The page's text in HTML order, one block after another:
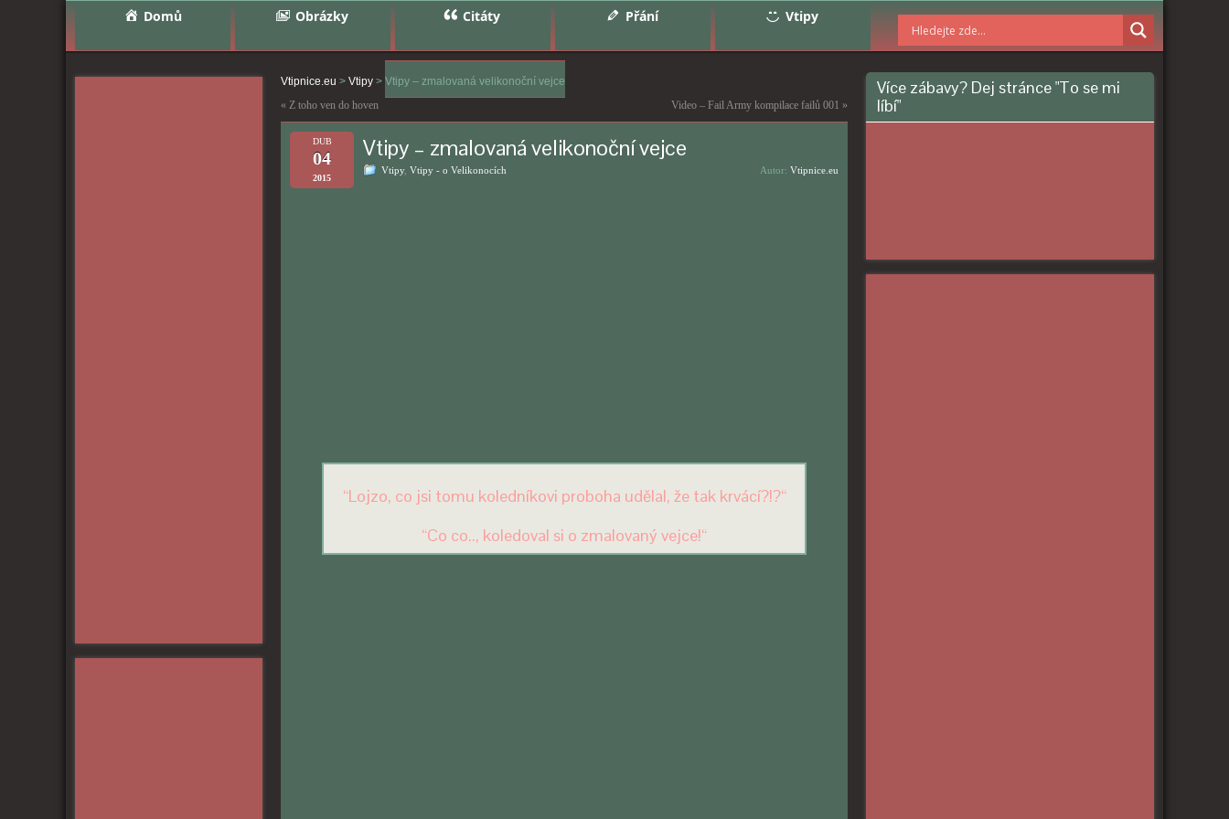
Domů Obrázky Citáty Přání Vtipy
Vtipnice.eu > Vtipy > Vtipy – zmalovaná velikonoční vejce
« Z toho ven do hoven Video – Fail Army kompilace failů 001 »
DUB
04
2015
Vtipy – zmalovaná velikonoční vejce
Vtipy, Vtipy - o Velikonocích Autor: Vtipnice.eu
“Lojzo, co jsi tomu koledníkovi proboha udělal, že tak krvácí?!?“
“Co co.., koledoval si o zmalovaný vejce!“
Více zábavy? Dej stránce "To se mi
líbí"